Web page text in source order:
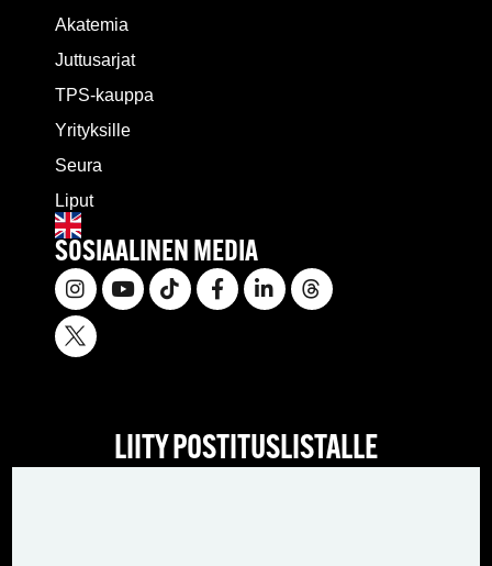
Akatemia
Juttusarjat
TPS-kauppa
Yrityksille
Seura
Liput
SOSIAALINEN MEDIA
LIITY POSTITUSLISTALLE